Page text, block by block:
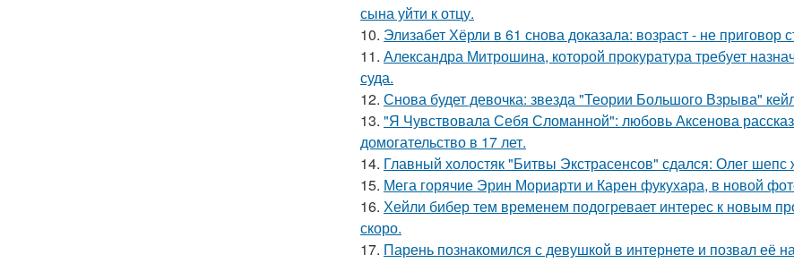
сына уйти к отцу.
10. Элизабет Хёрли в 61 снова доказала: возраст - не приговор
11. Александра Митрошина, которой прокуратура требует
суда.
12. Снова будет девочка: звезда "Теории Большого Взрыва"
13. "Я Чувствовала Себя Сломанной": любовь Аксенова
домогательство в 17 лет.
14. Главный холостяк "Битвы Экстрасенсов" сдался: Олег
15. Мега горячие Эрин Мориарти и Карен фукухара, в новой
16. Хейли бибер тем временем подогревает интерес к новым
скоро.
17. Парень познакомился с девушкой в интернете и позвал её